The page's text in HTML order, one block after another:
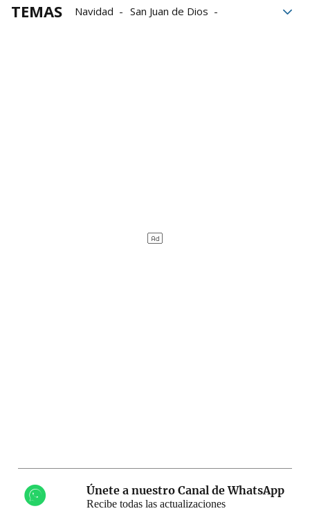
TEMAS Navidad
San Juan de Dios
Únete a nuestro Canal de WhatsApp
Recibe todas las actualizaciones